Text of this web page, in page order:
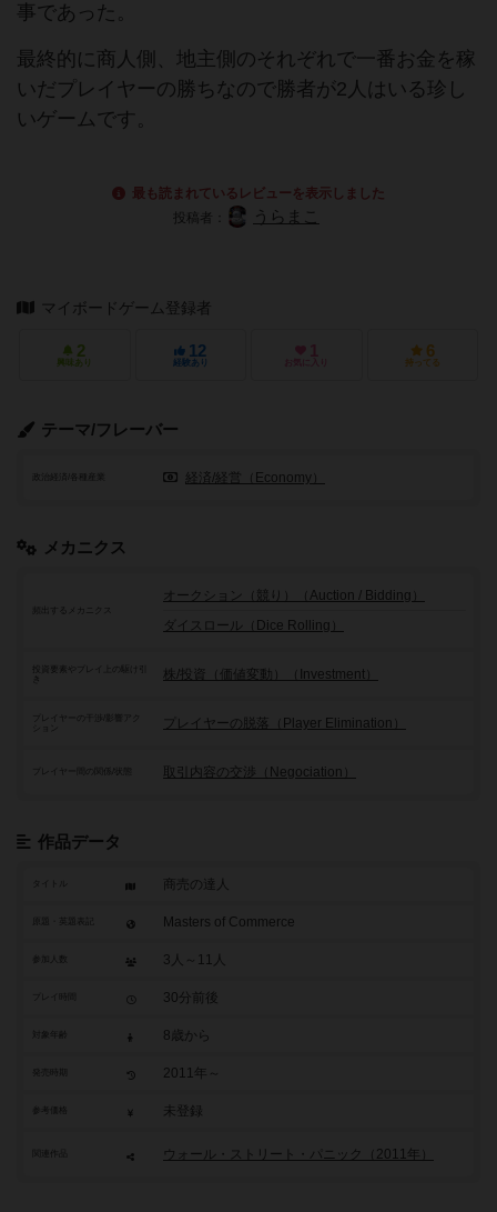
事であった。
最終的に商人側、地主側のそれぞれで一番お金を稼
いだプレイヤーの勝ちなので勝者が2人はいる珍し
いゲームです。
最も読まれているレビューを表示しました
投稿者：
うらまこ
マイボードゲーム登録者
2
興味あり
12
経験あり
1
お気に入り
6
持ってる
テーマ/フレーバー
政治経済/各種産業 経済/経営（Economy）
メカニクス
頻出するメカニクス
オークション（競り）（Auction / Bidding）
ダイスロール（Dice Rolling）
投資要素やプレイ上の駆け引
き
株/投資（価値変動）（Investment）
プレイヤーの干渉/影響アク
プレイヤーの脱落（Player Elimination）
プレイヤー間の関係/状態 取引内容の交渉（Negociation）
作品データ
タイトル 商売の達人
Masters of Commerce
参加人数 3人～11人
30分前後
8歳から
2011年～
参考価格 未登録
関連作品 ウォール・ストリート・パニック（2011年）